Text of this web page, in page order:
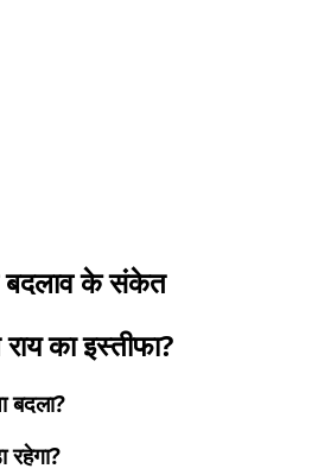
बदलाव के संकेत
का इस्तीफा?
बदला?